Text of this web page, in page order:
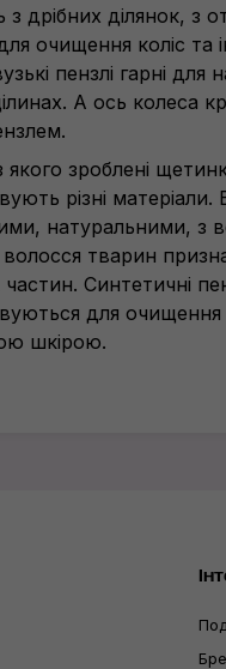
з дрібних ділянок, з
очищення коліс
пензлі гарні
А ось колеса
якого зроблені
різні
натуральними, з
тварин
частин. Синтетичні
для очищення
шкірою.